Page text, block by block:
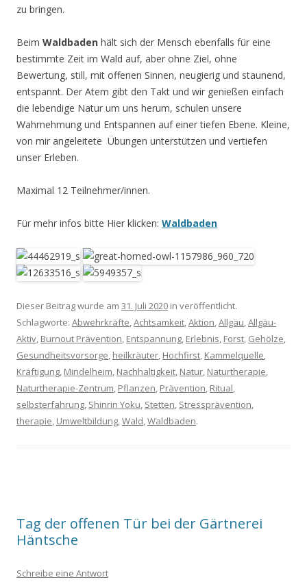
zu bringen.
Beim Waldbaden hält sich der Mensch ebenfalls für eine
bestimmte Zeit im Wald auf, aber ohne Ziel, ohne
Bewertung, still, mit offenen Sinnen, neugierig und staunend,
entspannt. Der Atem gibt den Takt und wir genießen einfach
die lebendige Natur um uns herum, schulen unsere
Wahrnehmung und Entspannen auf einer tiefen Ebene. Kleine,
von mir angeleitete Übungen unterstützen und vertiefen
unser Erleben.
Maximal 12 Teilnehmer/innen.
Für mehr infos bitte Hier klicken: Waldbaden
Dieser Beitrag wurde am 31. Juli 2020 in veröffentlicht.
Schlagworte: Abwehrkräfte,Achtsamkeit,Aktion,Allgäu,Allgäu-
Aktiv, Burnout Prävention, Entspannung, Erlebnis, Forst, Gehölze,
Gesundheitsvorsorge, heilkräuter, Hochfirst, Kammelquelle,
Kräftigung, Mindelheim, Nachhaltigkeit, Natur, Naturtherapie,
Naturtherapie-Zentrum, Pflanzen, Prävention, Ritual,
selbsterfahrung, Shinrin Yoku, Stetten, Stressprävention,
therapie, Umweltbildung,Wald,Waldbaden.
Tag der offenen Tür bei der Gärtnerei
Häntsche
Schreibe eine Antwort